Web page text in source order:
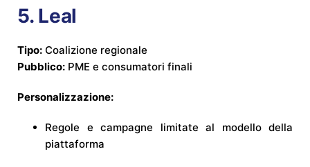
5. Leal
Tipo: Coalizione regionale
Pubblico: PME e consumatori finali
Personalizzazione:
Regole e campagne limitate al modello della
piattaforma